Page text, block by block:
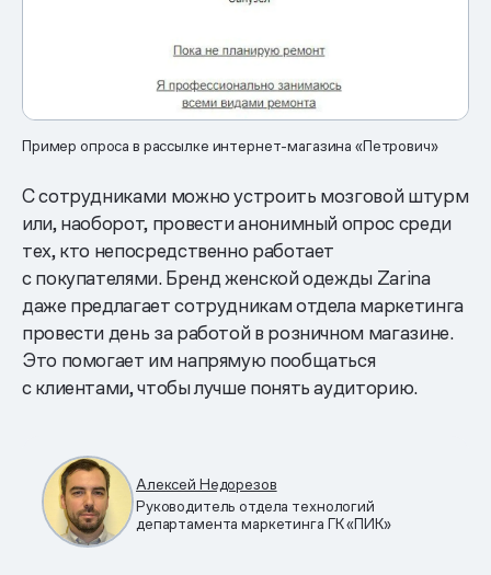
Пример опроса в рассылке интернет-магазина «Петрович»
С сотрудниками можно устроить мозговой штурм
или, наоборот, провести анонимный опрос среди
тех, кто непосредственно работает
с покупателями. Бренд женской одежды Zarina
даже предлагает сотрудникам отдела маркетинга
провести день за работой в розничном магазине.
Это помогает им напрямую пообщаться
с клиентами, чтобы лучше понять аудиторию.
Алексей Недорезов
Руководитель отдела технологий
департамента маркетинга ГК «ПИК»